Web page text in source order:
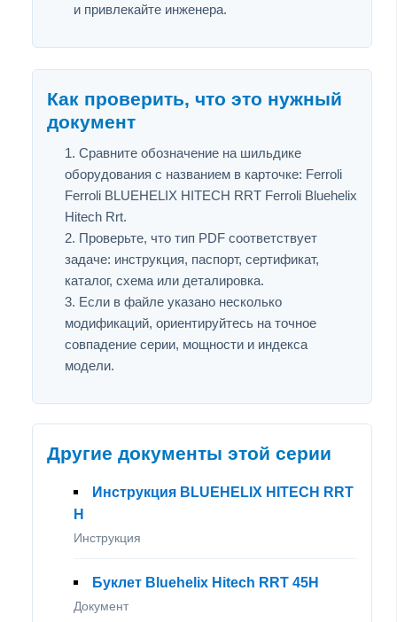
и привлекайте инженера.
Как проверить, что это нужный
документ
Сравните обозначение на шильдике
оборудования с названием в карточке: Ferroli
Ferroli BLUEHELIX HITECH RRT Ferroli Bluehelix
Hitech Rrt.
Проверьте, что тип PDF соответствует
задаче: инструкция, паспорт, сертификат,
каталог, схема или деталировка.
Если в файле указано несколько
модификаций, ориентируйтесь на точное
совпадение серии, мощности и индекса
модели.
Другие документы этой серии
Инструкция BLUEHELIX HITECH RRT
Н
Инструкция
Буклет Bluehelix Hitech RRT 45H
Документ